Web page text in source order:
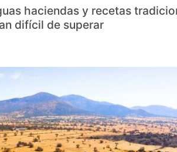
haciendas y recetas
difícil de superar